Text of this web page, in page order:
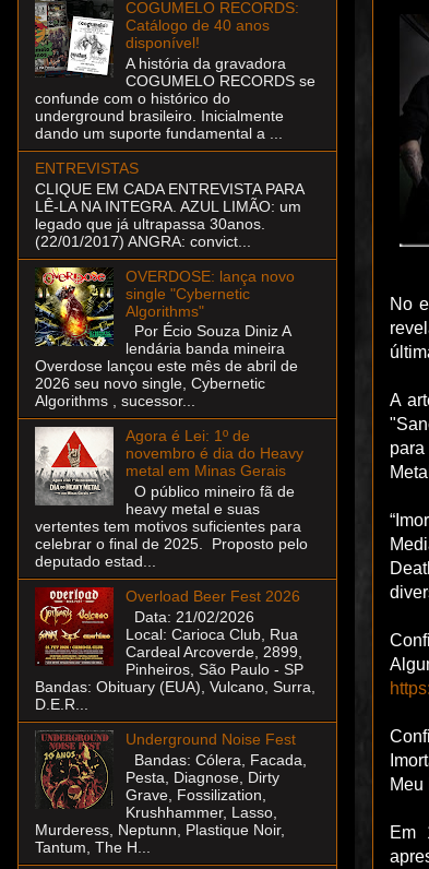
No
A
Meu
Em
COGUMELO RECORDS:
Catálogo de 40 anos
disponível!
A história da gravadora
COGUMELO RECORDS se
confunde com o histórico do
underground brasileiro. Inicialmente
dando um suporte fundamental a ...
ENTREVISTAS
CLIQUE EM CADA ENTREVISTA PARA
LÊ-LA NA INTEGRA. AZUL LIMÃO: um
legado que já ultrapassa 30anos.
(22/01/2017) ANGRA: convict...
OVERDOSE: lança novo
single "Cybernetic
Algorithms"
Por Écio Souza Diniz A
lendária banda mineira
Overdose lançou este mês de abril de
2026 seu novo single, Cybernetic
Algorithms , sucessor...
Agora é Lei: 1º de
novembro é dia do Heavy
metal em Minas Gerais
O público mineiro fã de
heavy metal e suas
vertentes tem motivos suficientes para
celebrar o final de 2025. Proposto pelo
deputado estad...
Overload Beer Fest 2026
Data: 21/02/2026
Local: Carioca Club, Rua
Cardeal Arcoverde, 2899,
Pinheiros, São Paulo - SP
Bandas: Obituary (EUA), Vulcano, Surra,
D.E.R...
Underground Noise Fest
Bandas: Cólera, Facada,
Pesta, Diagnose, Dirty
Grave, Fossilization,
Krushhammer, Lasso,
Murderess, Neptunn, Plastique Noir,
Tantum, The H...